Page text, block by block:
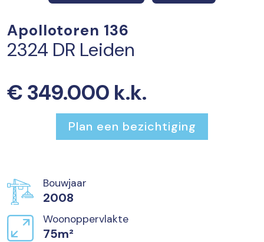
Apollotoren 136
2324 DR Leiden
€ 349.000 k.k.
Plan een bezichtiging
Bouwjaar
2008
Woonoppervlakte
75m²